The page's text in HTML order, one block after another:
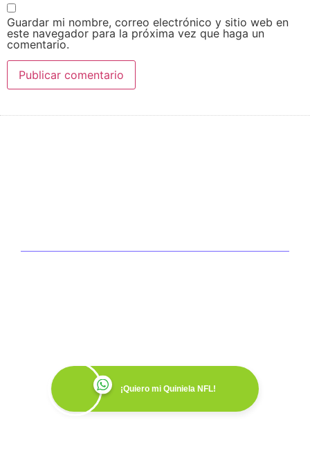
Guardar mi nombre, correo electrónico y sitio web en
este navegador para la próxima vez que haga un
comentario.
¡Quiero mi Quiniela NFL!